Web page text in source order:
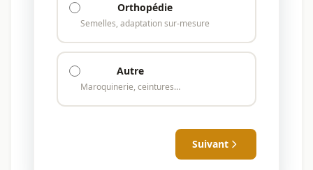
Orthopédie
Semelles, adaptation sur-mesure
Autre
Maroquinerie, ceintures…
Suivant